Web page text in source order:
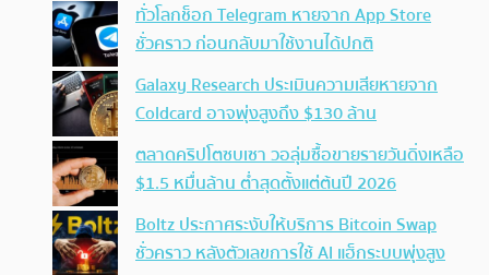
ทั่วโลกช็อก Telegram หายจาก App Store
ชั่วคราว ก่อนกลับมาใช้งานได้ปกติ
Galaxy Research ประเมินความเสียหายจาก
Coldcard อาจพุ่งสูงถึง $130 ล้าน
ตลาดคริปโตซบเซา วอลุ่มซื้อขายรายวันดิ่งเหลือ
$1.5 หมื่นล้าน ต่ำสุดตั้งแต่ต้นปี 2026
Boltz ประกาศระงับให้บริการ Bitcoin Swap
ชั่วคราว หลังตัวเลขการใช้ AI แฮ็กระบบพุ่งสูง